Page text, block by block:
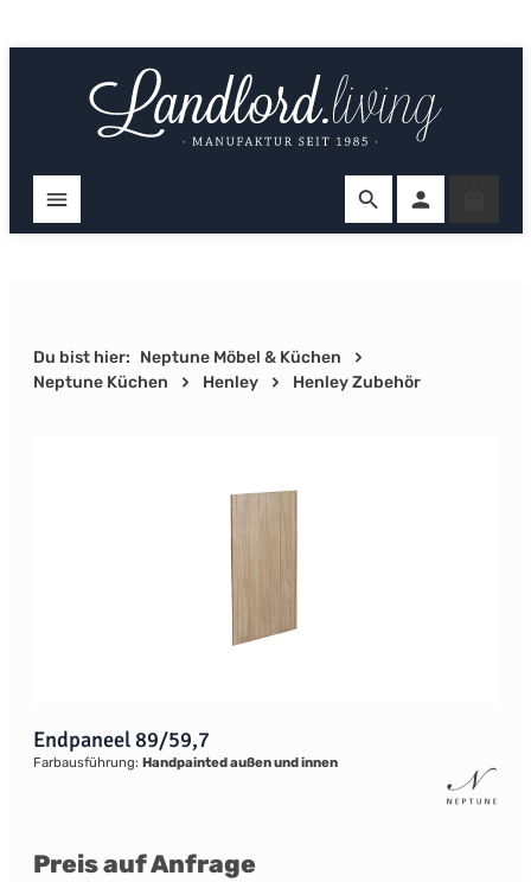
Du bist hier: Neptune Möbel & Küchen
Neptune Küchen
Henley Henley Zubehör
Endpaneel 89/59,7
Farbausführung: Handpainted außen und innen
Preis auf Anfrage